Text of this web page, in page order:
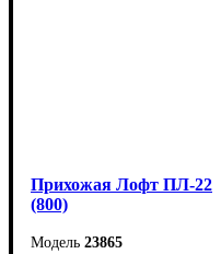
Прихожая Лофт ПЛ-22
(800)
23865